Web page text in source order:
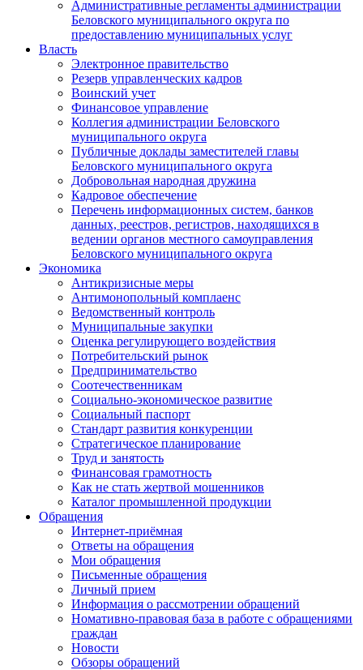
Административные регламенты администрации
Беловского муниципального округа по
предоставлению муниципальных услуг
Власть
Электронное правительство
Резерв управленческих кадров
Воинский учет
Финансовое управление
Коллегия администрации Беловского
муниципального округа
Публичные доклады заместителей главы
Беловского муниципального округа
Добровольная народная дружина
Кадровое обеспечение
Перечень информационных систем, банков
данных, реестров, регистров, находящихся в
ведении органов местного самоуправления
Беловского муниципального округа
Экономика
Антикризисные меры
Антимонопольный комплаенс
Ведомственный контроль
Муниципальные закупки
Оценка регулирующего воздействия
Потребительский рынок
Предпринимательство
Соотечественникам
Социально-экономическое развитие
Социальный паспорт
Стандарт развития конкуренции
Стратегическое планирование
Труд и занятость
Финансовая грамотность
Как не стать жертвой мошенников
Каталог промышленной продукции
Обращения
Интернет-приёмная
Ответы на обращения
Мои обращения
Письменные обращения
Личный прием
Информация о рассмотрении обращений
Номативно-правовая база в работе с обращениями
граждан
Новости
Обзоры обращений